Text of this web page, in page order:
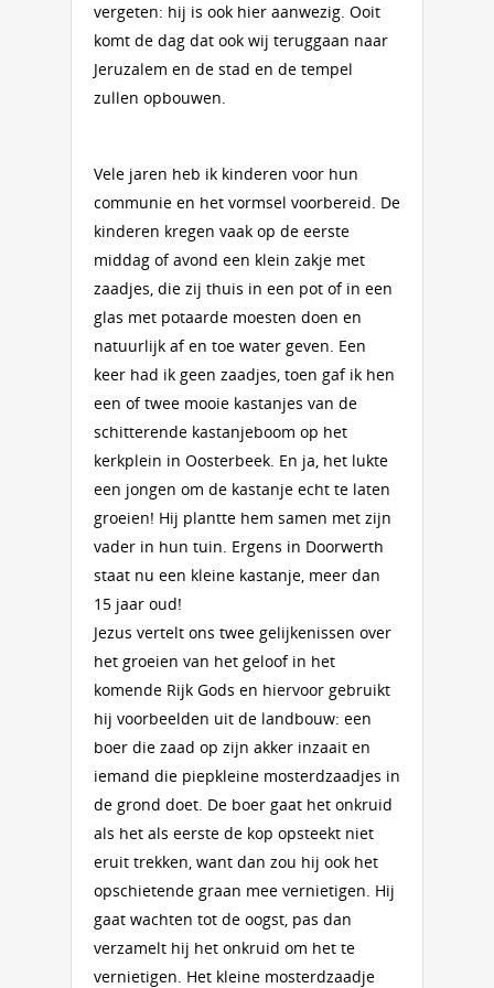
vergeten: hij is ook hier aanwezig. Ooit
komt de dag dat ook wij teruggaan naar
Jeruzalem en de stad en de tempel
zullen opbouwen.
Vele jaren heb ik kinderen voor hun
communie en het vormsel voorbereid. De
kinderen kregen vaak op de eerste
middag of avond een klein zakje met
zaadjes, die zij thuis in een pot of in een
glas met potaarde moesten doen en
natuurlijk af en toe water geven. Een
keer had ik geen zaadjes, toen gaf ik hen
een of twee mooie kastanjes van de
schitterende kastanjeboom op het
kerkplein in Oosterbeek. En ja, het lukte
een jongen om de kastanje echt te laten
groeien! Hij plantte hem samen met zijn
vader in hun tuin. Ergens in Doorwerth
staat nu een kleine kastanje, meer dan
15 jaar oud!
Jezus vertelt ons twee gelijkenissen over
het groeien van het geloof in het
komende Rijk Gods en hiervoor gebruikt
hij voorbeelden uit de landbouw: een
boer die zaad op zijn akker inzaait en
iemand die piepkleine mosterdzaadjes in
de grond doet. De boer gaat het onkruid
als het als eerste de kop opsteekt niet
eruit trekken, want dan zou hij ook het
opschietende graan mee vernietigen. Hij
gaat wachten tot de oogst, pas dan
verzamelt hij het onkruid om het te
vernietigen. Het kleine mosterdzaadje